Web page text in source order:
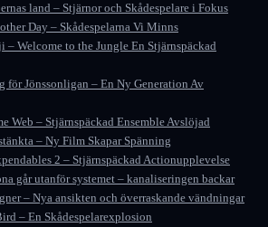
land – Stjärnor och Skådespelare i Fokus
Day – Skådespelarna Vi Minns
– Welcome to the Jungle En Stjärnspäckad
för Jönssonligan – En Ny Generation Av
Web – Stjärnspäckad Ensemble Avslöjad
– Ny Film Skapar Spänning
2 – Stjärnspäckad Actionupplevelse
går utanför systemet – kanaliseringen backar
– Nya ansikten och överraskande vändningar
– En Skådespelarexplosion